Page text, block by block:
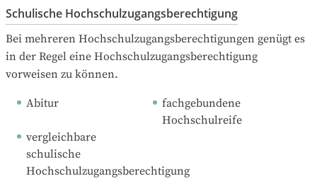
Schulische Hochschulzugangsberechtigung
Bei mehreren Hochschulzugangsberechtigungen genügt es
in der Regel eine Hochschulzugangsberechtigung
vorweisen zu können.
Abitur
fachgebundene
Hochschulreife
vergleichbare
schulische
Hochschulzugangsberechtigung